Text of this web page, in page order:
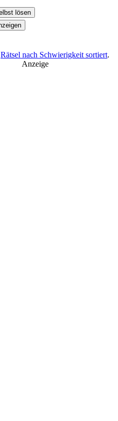
Rätsel nach Schwierigkeit sortiert.
Anzeige